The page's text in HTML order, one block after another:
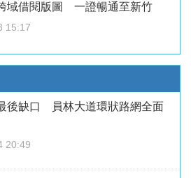
域借閱版圖 一證暢通至新竹
15:17
後缺口 員林大道環狀路網全面
20:49